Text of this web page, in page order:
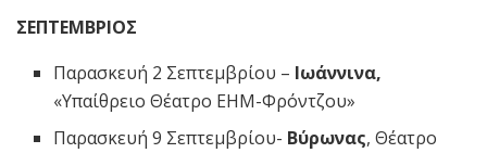
ΣΕΠΤΕΜΒΡΙΟΣ
Παρασκευή 2 Σεπτεμβρίου – Ιωάννινα,
«Υπαίθρειο Θέατρο ΕΗΜ-Φρόντζου»
Παρασκευή 9 Σεπτεμβρίου- Βύρωνας, Θέατρο